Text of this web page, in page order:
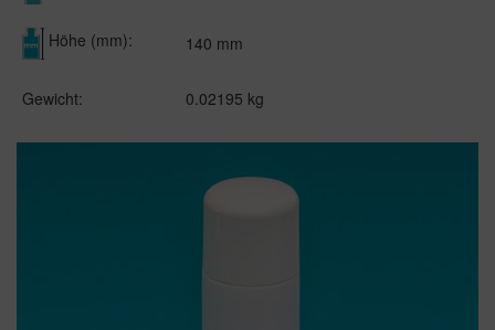
Höhe (mm): 140 mm
Gewicht: 0.02195 kg